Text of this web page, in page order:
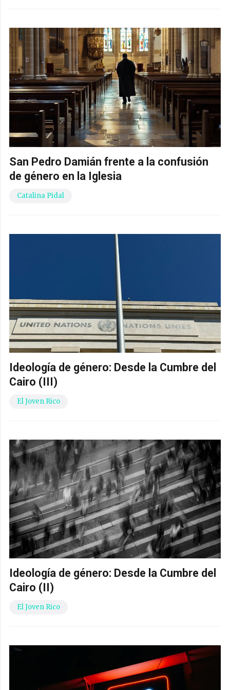
San Pedro Damián frente a la confusión
de género en la Iglesia
Catalina Pidal
Ideología de género: Desde la Cumbre del
Cairo (III)
El Joven Rico
Ideología de género: Desde la Cumbre del
Cairo (II)
El Joven Rico